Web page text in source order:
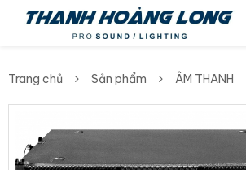
Trang chủ Sản phẩm ÂM THANH